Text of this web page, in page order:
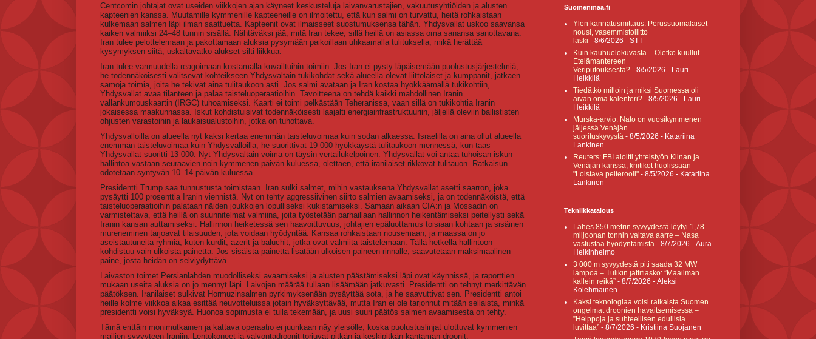
Centcomin johtajat ovat useiden viikkojen ajan käyneet keskusteluja laivanvarustajien, vakuutusyhtiöiden ja alusten
kapteenien kanssa. Muutamille kymmenille kapteeneille on ilmoitettu, että kun salmi on turvattu, heitä rohkaistaan
kulkemaan salmen läpi ilman saattuetta. Kapteenit ovat ilmaisseet suostumuksensa tähän. Yhdysvallat uskoo saavansa
kaiken valmiiksi 24–48 tunnin sisällä. Nähtäväksi jää, mitä Iran tekee, sillä heillä on asiassa oma sanansa sanottavana.
Iran tulee pelottelemaan ja pakottamaan aluksia pysymään paikoillaan uhkaamalla tulituksella, mikä herättää
kysymyksen siitä, uskaltavatko alukset silti liikkua.
Iran tulee varmuudella reagoimaan kostamalla kuvailtuihin toimiin. Jos Iran ei pysty läpäisemään puolustusjärjestelmiä,
he todennäköisesti valitsevat kohteikseen Yhdysvaltain tukikohdat sekä alueella olevat liittolaiset ja kumppanit, jatkaen
samoja toimia, joita he tekivät aina tulitaukoon asti. Jos salmi avataan ja Iran kostaa hyökkäämällä tukikohtiin,
Yhdysvallat avaa tilanteen ja palaa taisteluoperaatioihin. Tavoitteena on tehdä kaikki mahdollinen Iranin
vallankumouskaartin (IRGC) tuhoamiseksi. Kaarti ei toimi pelkästään Teheranissa, vaan sillä on tukikohtia Iranin
jokaisessa maakunnassa. Iskut kohdistuisivat todennäköisesti laajalti energiainfrastruktuuriin, jäljellä oleviin ballististen
ohjusten varastoihin ja laukaisualustoihin, jotka on tuhottava.
Yhdysvalloilla on alueella nyt kaksi kertaa enemmän taisteluvoimaa kuin sodan alkaessa. Israelilla on aina ollut alueella
enemmän taisteluvoimaa kuin Yhdysvalloilla; he suorittivat 19 000 hyökkäystä tulitaukoon mennessä, kun taas
Yhdysvallat suoritti 13 000. Nyt Yhdysvaltain voima on täysin vertailukelpoinen. Yhdysvallat voi antaa tuhoisan iskun
hallintoa vastaan seuraavien noin kymmenen päivän kuluessa, olettaen, että iranilaiset rikkovat tulitauon. Ratkaisun
odotetaan syntyvän 10–14 päivän kuluessa.
Presidentti Trump saa tunnustusta toimistaan. Iran sulki salmet, mihin vastauksena Yhdysvallat asetti saarron, joka
pysäytti 100 prosenttia Iranin viennistä. Nyt on tehty aggressiivinen siirto salmien avaamiseksi, ja on todennäköistä, että
taisteluoperaatioihin palataan näiden joukkojen lopulliseksi kukistamiseksi. Samaan aikaan CIA:n ja Mossadin on
varmistettava, että heillä on suunnitelmat valmiina, joita työstetään parhaillaan hallinnon heikentämiseksi peitellysti sekä
Iranin kansan auttamiseksi. Hallinnon heiketessä sen haavoittuvuus, johtajien epäluottamus toisiaan kohtaan ja sisäinen
mureneminen tarjoavat tilaisuuden, jota voidaan hyödyntää. Kansaa rohkaistaan nousemaan, ja maassa on jo
aseistautuneita ryhmiä, kuten kurdit, azerit ja baluchit, jotka ovat valmiita taistelemaan. Tällä hetkellä hallintoon
kohdistuu vain ulkoista painetta. Jos sisäistä painetta lisätään ulkoisen paineen rinnalle, saavutetaan maksimaalinen
paine, josta heidän on selviydyttävä.
Laivaston toimet Persianlahden muodolliseksi avaamiseksi ja alusten päästämiseksi läpi ovat käynnissä, ja raporttien
mukaan useita aluksia on jo mennyt läpi. Laivojen määrää tullaan lisäämään jatkuvasti. Presidentti on tehnyt merkittävän
päätöksen. Iranilaiset sulkivat Hormuzinsalmen pyrkimyksenään pysäyttää sota, ja he saavuttivat sen. Presidentti antoi
heille kolme viikkoa aikaa esittää neuvotteluissa jotain hyväksyttävää, mutta Iran ei ole tarjonnut mitään sellaista, minkä
presidentti voisi hyväksyä. Huonoa sopimusta ei tulla tekemään, ja uusi suuri päätös salmen avaamisesta on tehty.
Tämä erittäin monimutkainen ja kattava operaatio ei juurikaan näy yleisölle, koska puolustuslinjat ulottuvat kymmenien
mailien syvyyteen Iraniin. Lentokoneet ja valvontadroonit torjuvat pitkän ja keskipitkän kantaman droonit,
Suomenmaa.fi
Ylen kannatusmittaus: Perussuomalaiset
nousi, vasemmistoliitto
laski - 8/6/2026 - STT
Kuin kauhuelokuvasta – Oletko kuullut
Etelämantereen
Veriputouksesta? - 8/5/2026 - Lauri
Heikkilä
Tiedätkö milloin ja miksi Suomessa oli
aivan oma kalenteri? - 8/5/2026 - Lauri
Heikkilä
Murska-arvio: Nato on vuosikymmenen
jäljessä Venäjän
suorituskyvystä - 8/5/2026 - Katariina
Lankinen
Reuters: FBI aloitti yhteistyön Kiinan ja
Venäjän kanssa, kriitikot huolissaan –
"Loistava peiterooli" - 8/5/2026 - Katariina
Lankinen
Tekniikkatalous
Lähes 850 metrin syvyydestä löytyi 1,78
miljoonan tonnin valtava aarre – Nasa
vastustaa hyödyntämistä - 8/7/2026 - Aura
Heikinheimo
3 000 m syvyydestä piti saada 32 MW
lämpöä – Tulikin jättifiasko: ”Maailman
kallein reikä” - 8/7/2026 - Aleksi
Kolehmainen
Kaksi teknologiaa voisi ratkaista Suomen
ongelmat droonien havaitsemisessa –
”Helppoja ja suhteellisen edullisia
luvittaa” - 8/7/2026 - Kristiina Suojanen